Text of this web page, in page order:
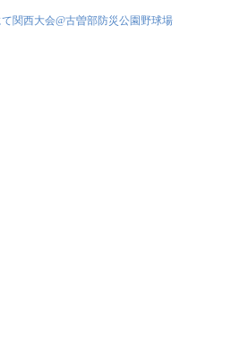
関西大会@古曽部防災公園野球場